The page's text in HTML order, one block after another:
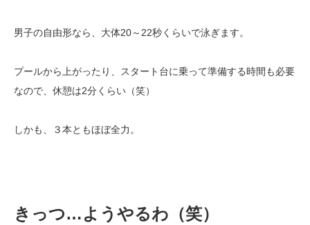
男子の自由形なら、大体20～22秒くらいで泳ぎます。
プールから上がったり、スタート台に乗って準備する時間も必要
なので、休憩は2分くらい（笑）
しかも、３本ともほぼ全力。
きっつ…ようやるわ（笑）